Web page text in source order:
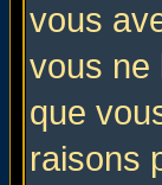
vous
vous ne
que
raisons